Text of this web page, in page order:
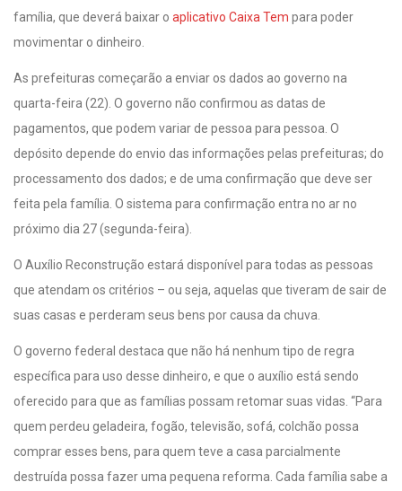
família, que deverá baixar o aplicativo Caixa Tem para poder
movimentar o dinheiro.
As prefeituras começarão a enviar os dados ao governo na
quarta-feira (22). O governo não confirmou as datas de
pagamentos, que podem variar de pessoa para pessoa. O
depósito depende do envio das informações pelas prefeituras; do
processamento dos dados; e de uma confirmação que deve ser
feita pela família. O sistema para confirmação entra no ar no
próximo dia 27 (segunda-feira).
O Auxílio Reconstrução estará disponível para todas as pessoas
que atendam os critérios – ou seja, aquelas que tiveram de sair de
suas casas e perderam seus bens por causa da chuva.
O governo federal destaca que não há nenhum tipo de regra
específica para uso desse dinheiro, e que o auxílio está sendo
oferecido para que as famílias possam retomar suas vidas. “Para
quem perdeu geladeira, fogão, televisão, sofá, colchão possa
comprar esses bens, para quem teve a casa parcialmente
destruída possa fazer uma pequena reforma. Cada família sabe a